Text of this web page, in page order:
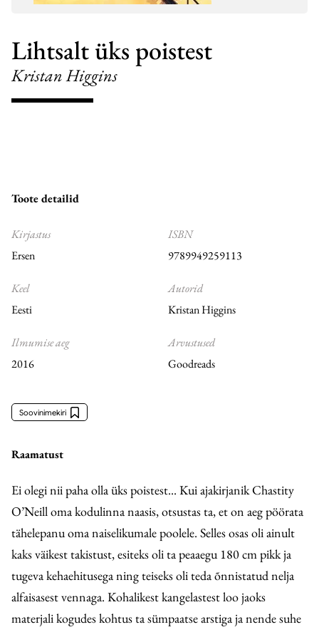
Lihtsalt üks poistest
Kristan Higgins
Toote detailid
Kirjastus
Ersen
Keel
Eesti
Ilmumise aeg
2016
ISBN
9789949259113
Autorid
Kristan Higgins
Arvustused
Goodreads
Soovinimekiri
Raamatust
Ei olegi nii paha olla üks poistest... Kui ajakirjanik Chastity
O’Neill oma kodulinna naasis, otsustas ta, et on aeg pöörata
tähelepanu oma naiselikumale poolele. Selles osas oli ainult
kaks väikest takistust, esiteks oli ta peaaegu 180 cm pikk ja
tugeva kehaehitusega ning teiseks oli teda õnnistatud nelja
alfaisasest vennaga. Kohalikest kangelastest loo jaoks
materjali kogudes kohtus ta sümpaatse arstiga ja nende suhe